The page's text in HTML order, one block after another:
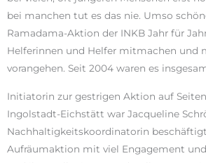
bei manchen tut es das nie. Umso
Ramadama-Aktion der INKB Jahr für
Helferinnen und Helfer mitmachen und
vorangehen. Seit 2004 waren es
Initiatorin zur gestrigen Aktion auf Seiten
Ingolstadt-Eichstätt war Jacqueline
Nachhaltigkeitskoordinatorin
Aufräumaktion mit viel Engagement